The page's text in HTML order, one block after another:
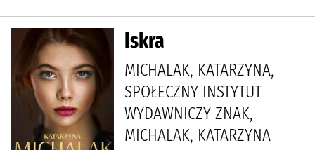
Iskra
MICHALAK, KATARZYNA,
SPOŁECZNY INSTYTUT
WYDAWNICZY ZNAK,
MICHALAK, KATARZYNA